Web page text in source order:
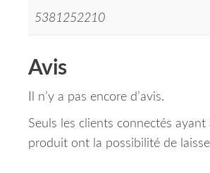
5381252210
Avis
Il n’y a pas encore d’avis.
Seuls les clients connectés ayant
produit ont la possibilité de